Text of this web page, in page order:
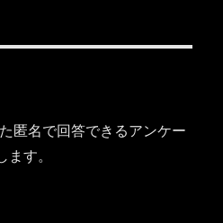
匿名で回答できるアンケー
す。